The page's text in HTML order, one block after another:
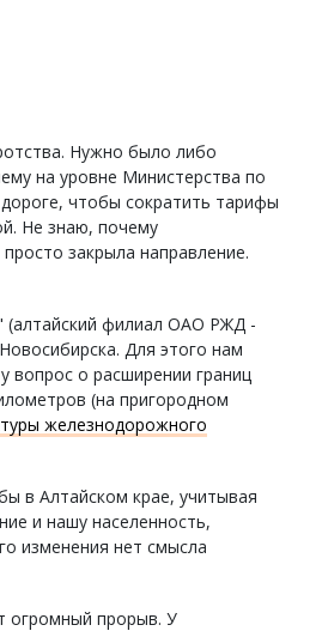
Нужно было либо
на уровне Министерства по
чтобы сократить тарифы
Не знаю, почему
закрыла направление.
(алтайский филиал ОАО РЖД -
Для этого нам
вопрос о расширении границ
(на пригородном
железнодорожного
в Алтайском крае, учитывая
и нашу населенность,
изменения нет смысла
огромный прорыв. У